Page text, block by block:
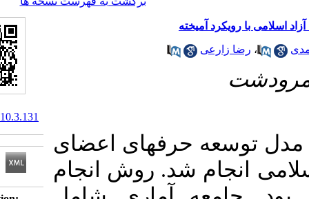
آمیخته
زارعی
حرفه­ای اعضای
شد.روش انجام
10.52547/meo.10.3.131